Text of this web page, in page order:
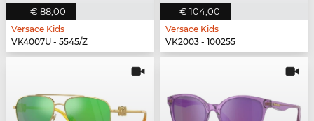
€ 88,00
Versace Kids
VK4007U - 5545/Z
€ 104,00
Versace Kids
VK2003 - 100255